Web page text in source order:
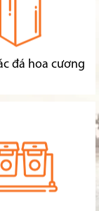
đá hoa cương